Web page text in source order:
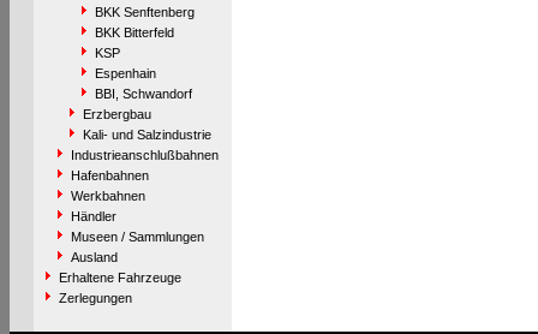
BKK Senftenberg
BKK Bitterfeld
KSP
Espenhain
BBI, Schwandorf
Erzbergbau
Kali- und Salzindustrie
Industrieanschlußbahnen
Hafenbahnen
Werkbahnen
Händler
Museen / Sammlungen
Ausland
Erhaltene Fahrzeuge
Zerlegungen